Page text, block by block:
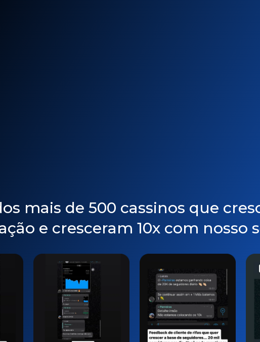
mais de 500 cassinos que
e cresceram 10x com nosso